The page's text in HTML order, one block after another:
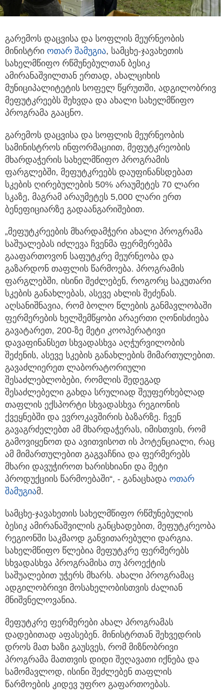
გარემოს დაცვისა და სოფლის მეურნეობის
მინისტრი ოთარ შამუგია, სამცხე-ჯავახეთის
სახელმწიფო რწმუნებულთან ბესიკ
ამირანაშვილთან ერთად, ახალციხის
მუნიციპალიტეტის სოფელ წყრუთში, ადგილობრივ
მეფუტკრეებს შეხვდა და ახალი სახელმწიფო
პროგრამა გააცნო.
გარემოს დაცვისა და სოფლის მეურნეობის
სამინისტროს ინფორმაციით, მეფუტკრეობის
მხარდაჭერის სახელმწიფო პროგრამის
ფარგლებში, მეფუტკრეებს დაუფინანსდებათ
სკების ღირებულების 50% არაუმეტეს 70 ლარი
სკაზე, მაგრამ არაუმეტეს 5,000 ლარი ერთ
ბენეფიციარზე გადაანგარიშებით.
„მეფუტკრეების მხარდამჭერი ახალი პროგრამა
საშუალებას იძლევა ჩვენმა ფერმერებმა
გააფართოვონ საფუტკრე მეურნეობა და
გაზარდონ თაფლის წარმოება. პროგრამის
ფარგლებში, ისინი შეძლებენ, როგორც საკუთარი
სკების განახლებას, ასევე ახლის შეძენას.
აღსანიშნავია, რომ ბოლო წლების განმავლობაში
ფერმერების ხელშემწყობი არაერთი ღონისძიება
გავატარეთ, 200-ზე მეტი კოოპერატივი
დავაფინანსეთ სხვადასხვა აღჭურვილობის
შეძენის, ასევე სკების განახლების მიმართულებით.
გავაძლიერეთ ლაბორატორიული
შესაძლებლობები, რომლის შედეგად
შესაძლებელი გახდა სრულიად შეუფერხებლად
თაფლის ექსპორტი სხვადასხვა რეგიონის
ქვეყნებში და ევროკავშირის ბაზარზე. ჩვენ
გავაგრძელებთ ამ მხარდაჭერას, იმისთვის, რომ
გამოვიყენოთ და ავითვისოთ ის პოტენციალი, რაც
ამ მიმართულებით გაგვაჩნია და ფერმერებს
მხარი დავუჭიროთ ხარისხიანი და მეტი
პროდუქციის წარმოებაში“, - განაცხადა ოთარ
შამუგიამ.
სამცხე-ჯავახეთის სახელმწიფო რწმუნებულის
ბესიკ ამირანაშვილის განცხადებით, მეფუტკრეობა
რეგიონში საკმაოდ განვითარებული დარგია.
სახელმწიფო წლებია მეფუტკრე ფერმერებს
სხვადასხვა პროგრამისა თუ პროექტის
საშუალებით უჭერს მხარს. ახალი პროგრამაც
ადგილობრივი მოსახელობისთვის ძალიან
მნიშვნელოვანია.
მეფუტკრე ფერმერები ახალ პროგრამას
დადებითად აფასებენ. მინისტრთან შეხვედრის
დროს მათ ხაზი გაუსვეს, რომ მიზნობრივი
პროგრამა მათთვის დიდი შეღავათი იქნება და
სამომავლოდ, ისინი შეძლებენ თაფლის
წარმოების კიდევ უფრო გაფართოებას.